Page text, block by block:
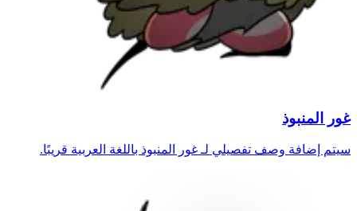
غور المنبوذ
سيتم إضافة وصف تفصيلي لـ غور المنبوذ باللغة العربية قريبًا.